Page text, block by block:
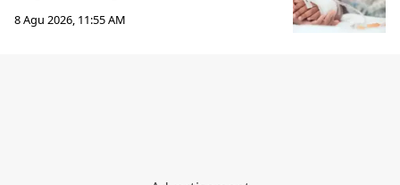
8 Agu 2026, 11:55 AM